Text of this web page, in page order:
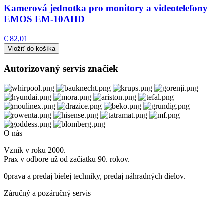
Kamerová jednotka pro monitory a videotelefony
EMOS EM-10AHD
€ 82,01
Autorizovaný servis značiek
O nás
Vznik v roku 2000.
Prax v odbore už od začiatku 90. rokov.
0prava a predaj bielej techniky, predaj náhradných dielov.
Záručný a pozáručný servis